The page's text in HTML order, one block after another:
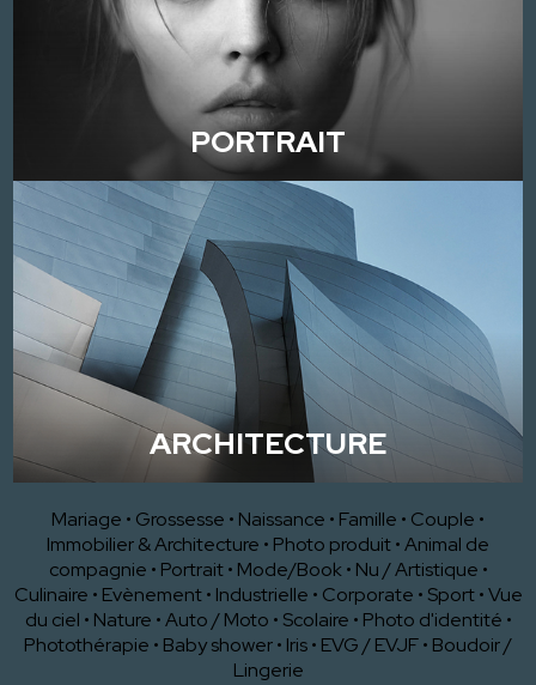
PORTRAIT
ARCHITECTURE
Mariage • Grossesse • Naissance • Famille • Couple •
Immobilier & Architecture • Photo produit•Animal de
compagnie • Portrait • Mode/Book • Nu / Artistique •
Culinaire • Evènement • Industrielle • Corporate • Sport •Vue
du ciel • Nature •Auto / Moto • Scolaire • Photo d'identité •
Photothérapie • Baby shower• Iris• EVG / EVJF• Boudoir /
Lingerie